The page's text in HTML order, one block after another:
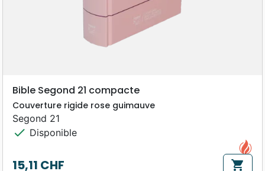
Bible Segond 21 compacte
Couverture rigide rose guimauve
Segond 21
check Disponible
15,11 CHF shopping_cart